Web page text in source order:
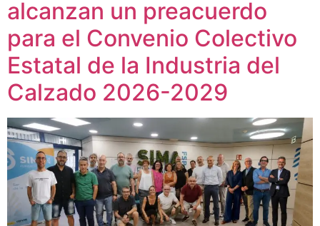
alcanzan un preacuerdo
para el Convenio Colectivo
Estatal de la Industria del
Calzado 2026-2029